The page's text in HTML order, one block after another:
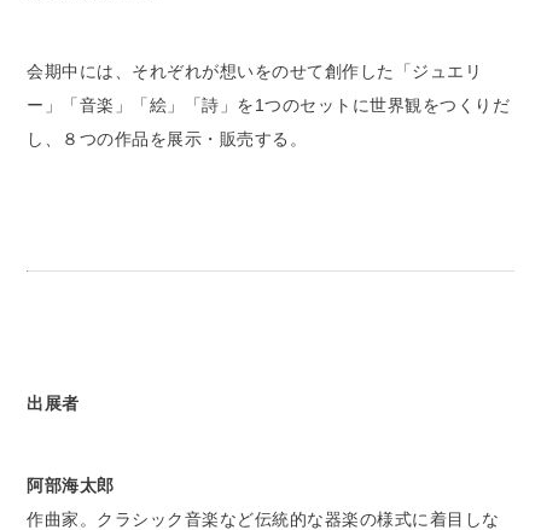
会期中には、それぞれが想いをのせて創作した「ジュエリ
ー」「音楽」「絵」「詩」を1つのセットに世界観をつくりだ
し、８つの作品を展示・販売する。
出展者
阿部海太郎
作曲家。クラシック音楽など伝統的な器楽の様式に着目しな